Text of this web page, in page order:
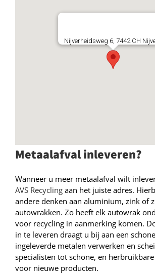
Nijverheidsweg 6, 7442 CH
Metaalafval inleveren?
Wanneer u meer metaalafval wilt
AVS Recycling aan het juiste adres.
andere denken aan aluminium, zink of
autowrakken. Zo heeft elk autowrak
voor recycling in aanmerking komen.
in te leveren draagt u bij aan een
ingeleverde metalen verwerken en
specialisten tot schone, en
voor nieuwe producten.